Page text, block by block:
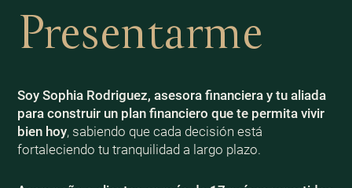
Presentarme
Soy Sophia Rodriguez, asesora financiera y tu aliada
para construir un plan financiero que te permita vivir
bien hoy, sabiendo que cada decisión está
fortaleciendo tu tranquilidad a largo plazo.